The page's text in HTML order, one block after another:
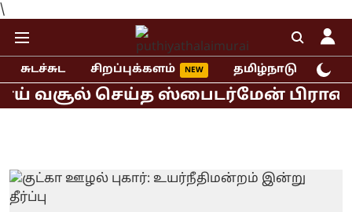
\
சுடச்சுட சிறப்புக்களம் தமிழ்நாடு
செய்த ஸ்பைடர்மேன் பிராண்ட்